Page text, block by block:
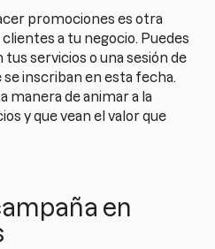
promociones es otra
a tu negocio. Puedes
servicios o una sesión de
inscriban en esta fecha.
manera de animar a la
y que vean el valor que
en